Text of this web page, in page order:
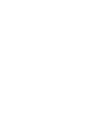
ら少し
時間だけ
ですよ
ザインさ